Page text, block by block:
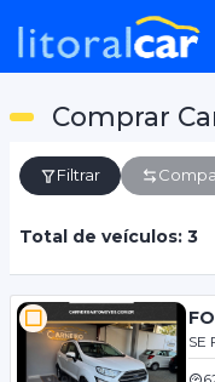
Comprar
Filtrar
Total de veículos: 3
SE